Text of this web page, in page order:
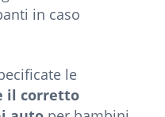
in caso
le
il corretto